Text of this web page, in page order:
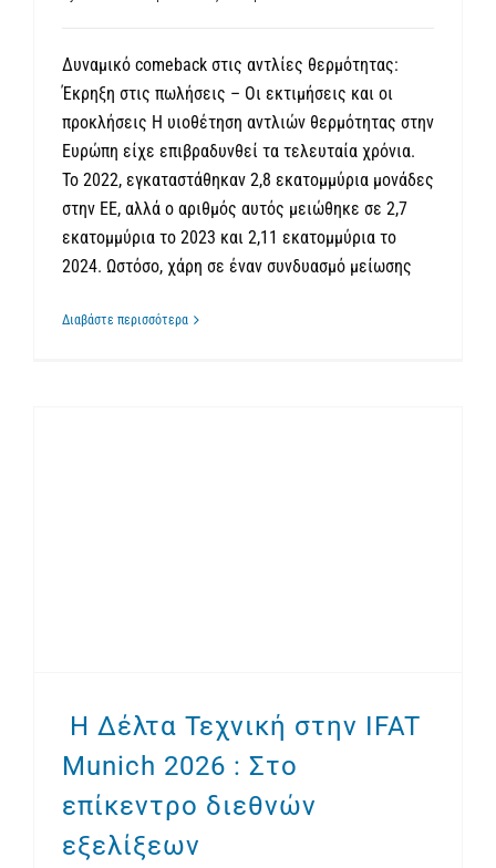
Δυναμικό comeback στις αντλίες θερμότητας:
Έκρηξη στις πωλήσεις – Οι εκτιμήσεις και οι
προκλήσεις Η υιοθέτηση αντλιών θερμότητας στην
Ευρώπη είχε επιβραδυνθεί τα τελευταία χρόνια.
Το 2022, εγκαταστάθηκαν 2,8 εκατομμύρια μονάδες
στην ΕΕ, αλλά ο αριθμός αυτός μειώθηκε σε 2,7
εκατομμύρια το 2023 και 2,11 εκατομμύρια το
2024. Ωστόσο, χάρη σε έναν συνδυασμό μείωσης
Διαβάστε περισσότερα
Η Δέλτα Τεχνική στην IFAT
Munich 2026 : Στο
επίκεντρο διεθνών
εξελίξεων